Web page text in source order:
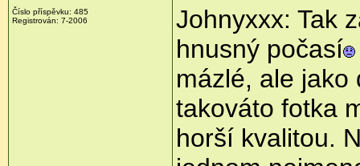
Číslo příspěvku: 485
Registrován: 7-2006
Johnyxxx: Tak
hnusný počasí
mázlé, ale jako
takováto fotka
horší kvalitou.